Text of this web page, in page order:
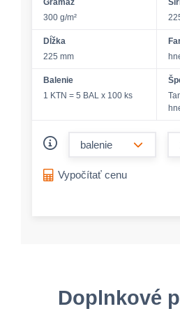
Gramáž
300 g/m²
Dĺžka
225 mm
Balenie
1 KTN = 5 BAL x 100 ks
Vypočítať cenu
Doplnkové